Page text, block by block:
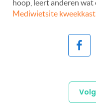
hoop, leert anderen wat
Mediwietsite